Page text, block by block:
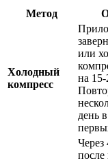
Метод
Холодный
компресс
или
на
день
Через
после